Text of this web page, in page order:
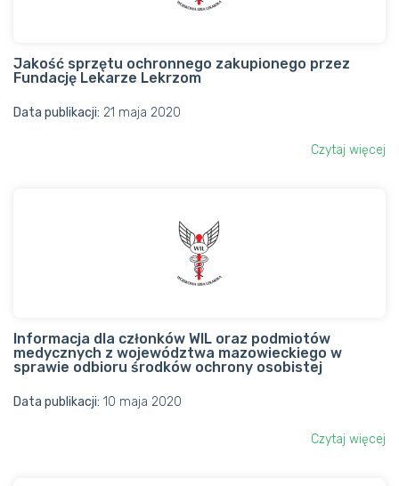
Jakość sprzętu ochronnego zakupionego przez
Fundację Lekarze Lekrzom
Data publikacji: 21 maja 2020
Czytaj więcej
Informacja dla członków WIL oraz podmiotów
medycznych z województwa mazowieckiego w
sprawie odbioru środków ochrony osobistej
Data publikacji: 10 maja 2020
Czytaj więcej